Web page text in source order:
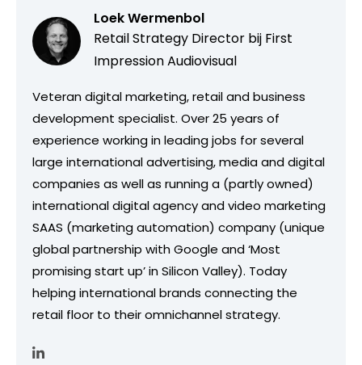
Loek Wermenbol
Retail Strategy Director bij First
Impression Audiovisual
Veteran digital marketing, retail and business
development specialist. Over 25 years of
experience working in leading jobs for several
large international advertising, media and digital
companies as well as running a (partly owned)
international digital agency and video marketing
SAAS (marketing automation) company (unique
global partnership with Google and ‘Most
promising start up’ in Silicon Valley). Today
helping international brands connecting the
retail floor to their omnichannel strategy.